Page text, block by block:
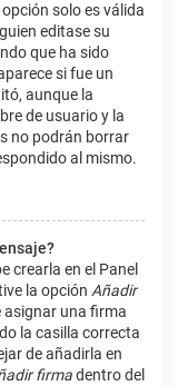
solo es válida
editase su
que ha sido
si fue un
aunque la
de usuario y la
no podrán borrar
al mismo.
crearla en el Panel
la opción Añadir
asignar una firma
la casilla correcta
de añadirla en
firmadentro del